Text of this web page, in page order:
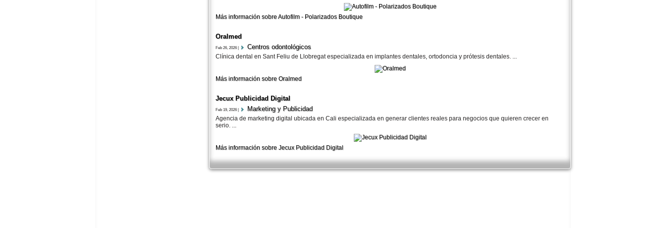
Más información sobre Autofilm - Polarizados Boutique
Oralmed
Feb 26, 2026 | Centros odontológicos
Clínica dental en Sant Feliu de Llobregat especializada en implantes dentales, ortodoncia y prótesis dentales. ...
Más información sobre Oralmed
Jecux Publicidad Digital
Feb 19, 2026 | Marketing y Publicidad
Agencia de marketing digital ubicada en Cali especializada en generar clientes reales para negocios que quieren crecer en
serio. ...
Más información sobre Jecux Publicidad Digital